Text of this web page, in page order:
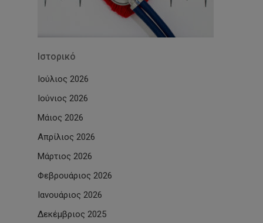
Ιστορικό
Ιούλιος 2026
Ιούνιος 2026
Μάιος 2026
Απρίλιος 2026
Μάρτιος 2026
Φεβρουάριος 2026
Ιανουάριος 2026
Δεκέμβριος 2025